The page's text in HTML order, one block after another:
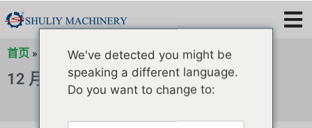
首页 » 2019 年存档 »12 月存档»存档
12 月 24, 2019
We've detected you might be
speaking a different language.
Do you want to change to: